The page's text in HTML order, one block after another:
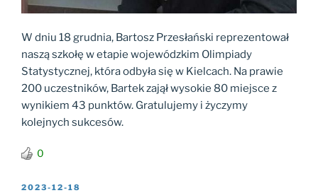
W dniu 18 grudnia, Bartosz Przesłański reprezentował
naszą szkołę w etapie wojewódzkim Olimpiady
Statystycznej, która odbyła się w Kielcach. Na prawie
200 uczestników, Bartek zajął wysokie 80 miejsce z
wynikiem 43 punktów. Gratulujemy i życzymy
kolejnych sukcesów.
0
OPUBLIKOWANE
2023-12-18